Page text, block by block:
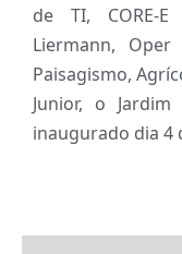
de TI, CORE-E
Liermann, Oper
Paisagismo,
Junior, o
inaugurado dia 4